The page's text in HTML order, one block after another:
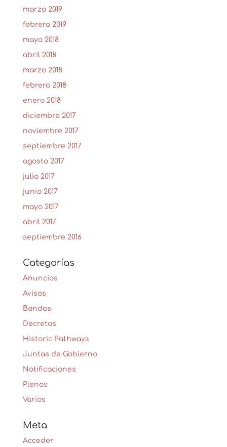
marzo 2019
febrero 2019
mayo 2018
abril 2018
marzo 2018
febrero 2018
enero 2018
diciembre 2017
noviembre 2017
septiembre 2017
agosto 2017
julio 2017
junio 2017
mayo 2017
abril 2017
septiembre 2016
Categorías
Anuncios
Avisos
Bandos
Decretos
Historic Pathways
Juntas de Gobierno
Notificaciones
Plenos
Varios
Meta
Acceder